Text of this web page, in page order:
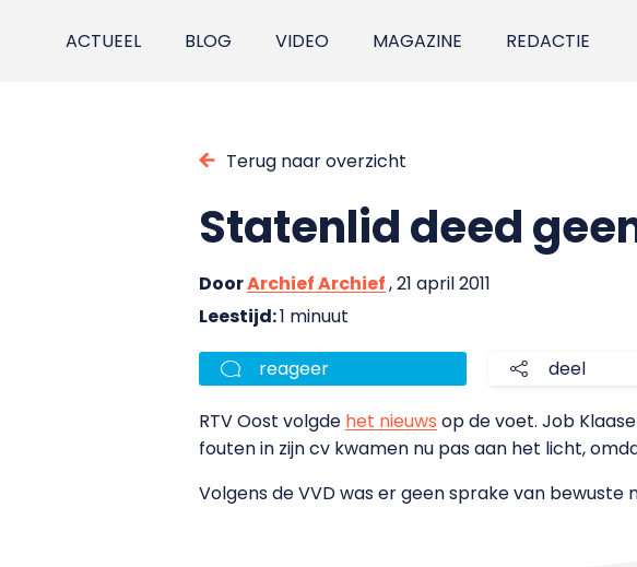
ACTUEEL BLOG VIDEO MAGAZINE REDACTIE
Terug naar overzicht
Statenlid deed
DoorArchief Archief, 21 april 2011
Leestijd:1 minuut
reageer deel
RTV Oost volgde het nieuws op de voet. Job
fouten in zijn cv kwamen nu pas aan het licht,
Volgens de VVD was er geen sprake van bewuste